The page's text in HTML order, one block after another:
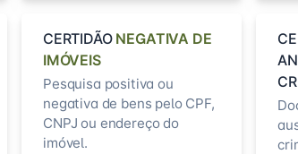
CERTIDÃO NEGATIVA DE
IMÓVEIS
Pesquisa positiva ou
negativa de bens pelo CPF,
CNPJ ou endereço do
imóvel.